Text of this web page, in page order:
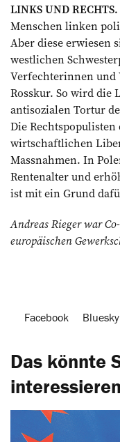
LINKS UND RECHTS.
Menschen linken
Aber diese erwiesen
westlichen
Verfechterinnen
Rosskur. So wird die
antisozialen Tortur
Die
wirtschaftlichen
Massnahmen. In
Rentenalter und
ist mit ein Grund
Andreas Rieger war
europäischen
Facebook Bluesky
Das könnte